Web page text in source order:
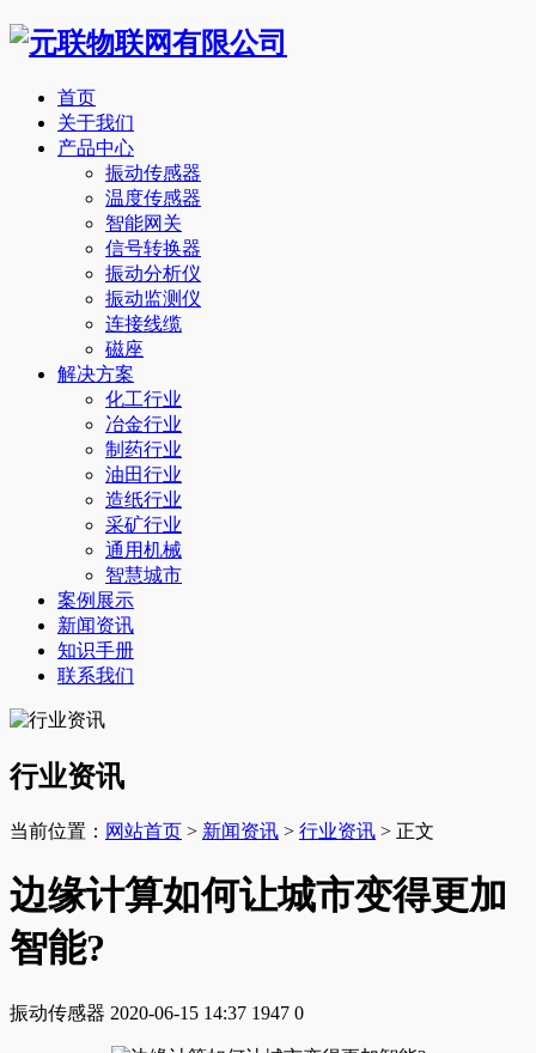
首页
关于我们
产品中心
振动传感器
温度传感器
智能网关
信号转换器
振动分析仪
振动监测仪
连接线缆
磁座
解决方案
化工行业
冶金行业
制药行业
油田行业
造纸行业
采矿行业
通用机械
智慧城市
案例展示
新闻资讯
知识手册
联系我们
行业资讯
当前位置： 网站首页 > 新闻资讯 > 行业资讯 > 正文
边缘计算如何让城市变得更加
智能?
振动传感器 2020-06-15 14:37 1947 0